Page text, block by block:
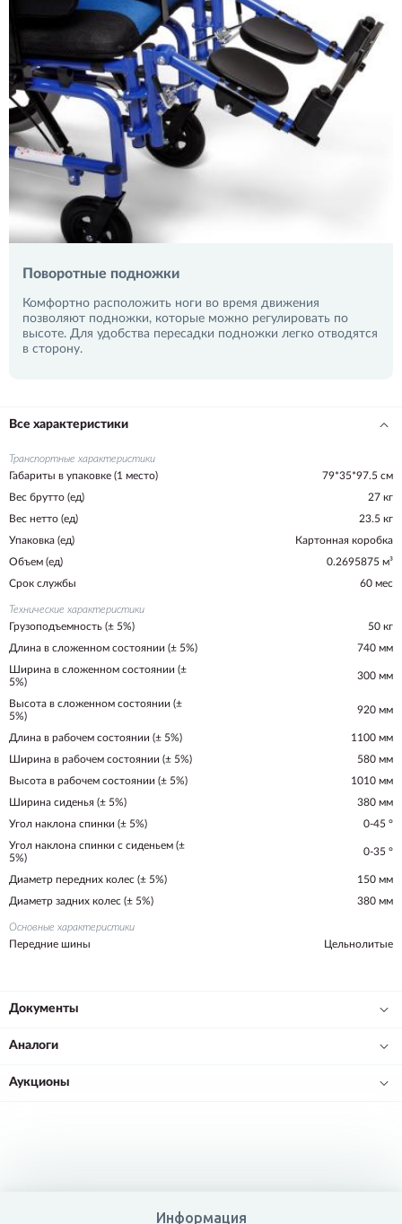
Поворотные подножки
Комфортно расположить ноги во время движения
позволяют подножки, которые можно регулировать по
высоте. Для удобства пересадки подножки легко отводятся
в сторону.
Все характеристики
Транспортные характеристики
Габариты в упаковке (1 место)
79*35*97.5 см
Вес брутто (ед)
27 кг
Вес нетто (ед)
23.5 кг
Упаковка (ед)
Картонная коробка
Объем (ед)
0.2695875 м³
Срок службы
60 мес
Технические характеристики
Грузоподъемность (± 5%)
50 кг
Длина в сложенном состоянии (± 5%)
740 мм
Ширина в сложенном состоянии (±
5%)
300 мм
Высота в сложенном состоянии (±
5%)
920 мм
Длина в рабочем состоянии (± 5%)
1100 мм
Ширина в рабочем состоянии (± 5%)
580 мм
Высота в рабочем состоянии (± 5%)
1010 мм
Ширина сиденья (± 5%)
380 мм
Угол наклона спинки (± 5%)
0-45 °
Угол наклона спинки с сиденьем (±
5%)
0-35 °
Диаметр передних колес (± 5%)
150 мм
Диаметр задних колес (± 5%)
380 мм
Основные характеристики
Передние шины
Цельнолитые
Документы
Аналоги
Аукционы
Информация